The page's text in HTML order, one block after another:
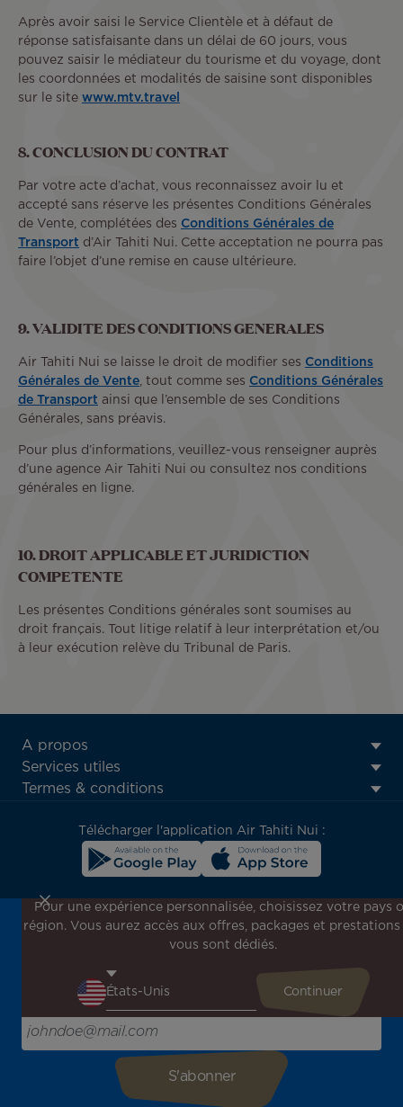
Après avoir saisi le Service Clientèle et à défaut de
réponse satisfaisante dans un délai de 60 jours, vous
pouvez saisir le médiateur du tourisme et du voyage, dont
les coordonnées et modalités de saisine sont disponibles
sur le site www.mtv.travel
8. CONCLUSION DU CONTRAT
Par votre acte d’achat, vous reconnaissez avoir lu et
accepté sans réserve les présentes Conditions Générales
de Vente, complétées des Conditions Générales de
Transport d’Air Tahiti Nui. Cette acceptation ne pourra pas
faire l’objet d’une remise en cause ultérieure.
9. VALIDITE DES CONDITIONS GENERALES
Air Tahiti Nui se laisse le droit de modifier ses Conditions
Générales de Vente , tout comme ses Conditions Générales
de Transport ainsi que l’ensemble de ses Conditions
Générales, sans préavis.
Pour plus d’informations, veuillez-vous renseigner auprès
d’une agence Air Tahiti Nui ou consultez nos conditions
générales en ligne.
10. DROIT APPLICABLE ET JURIDICTION
COMPETENTE
Les présentes Conditions générales sont soumises au
droit français. Tout litige relatif à leur interprétation et/ou
à leur exécution relève du Tribunal de Paris.
ATN:
Footer
menu
A propos
Services utiles
Termes & conditions
Télécharger l'application Air Tahiti Nui :
Inscrivez-vous à notre newsletter !
Recevez en avant-première toutes nos offres spéciales et
l'inspiration pour votre prochain voyage !
Saisissez votre adresse e-mail ici
Pour une expérience personnalisée, choisissez votre pays
région. Vous aurez accès aux offres, packages et prestations
vous sont dédiés.